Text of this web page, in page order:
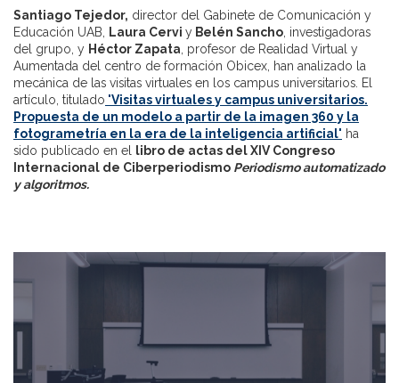
Santiago Tejedor, director del Gabinete de Comunicación y
Educación UAB,
Laura Cervi y Belén Sancho , investigadoras
del grupo, y Héctor Zapata , profesor de Realidad Virtual y
Aumentada del centro de formación Obicex, han analizado la
mecánica de las visitas virtuales en los campus universitarios. El
artículo, titulado 'Visitas virtuales y campus universitarios.
Propuesta de un modelo a partir de la imagen 360 y la
fotogrametría en la era de la inteligencia artificial' ha
sido publicado en el
libro de actas del XIV Congreso
Internacional de Ciberperiodismo Periodismo automatizado
y algoritmos.